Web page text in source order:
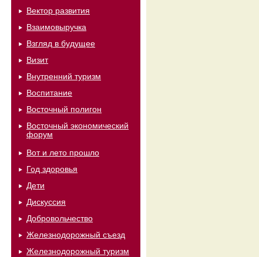
Вектор развития
Взаимовыручка
Взгляд в будущее
Визит
Внутренний туризм
Воспитание
Восточный полигон
Восточный экономический
форум
Вот и лето прошло
Год здоровья
Дети
Дискуссия
Добровольчество
Железнодорожный съезд
Железнодорожный туризм